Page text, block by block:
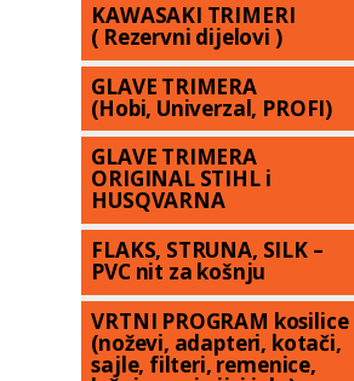
KAWASAKI TRIMERI
( Rezervni dijelovi )
GLAVE TRIMERA
(Hobi, Univerzal, PROFI)
GLAVE TRIMERA
ORIGINAL STIHL i
HUSQVARNA
FLAKS, STRUNA, SILK –
PVC nit za košnju
VRTNI PROGRAM kosilice
(noževi, adapteri, kotači,
sajle, filteri, remenice,